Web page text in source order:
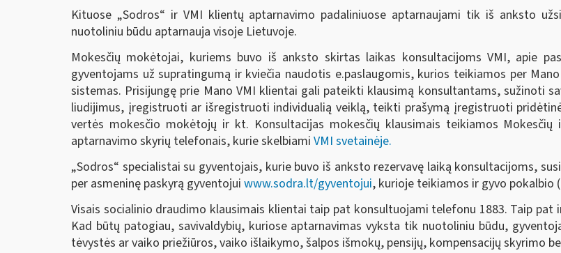
Kituose „Sodros“ ir VMI klientų aptarnavimo padaliniuose aptarnaujami tik iš anksto
nuotoliniu būdu aptarnauja visoje Lietuvoje.
Mokesčių mokėtojai, kuriems buvo iš anksto skirtas laikas konsultacijoms VMI, apie
gyventojams už supratingumą ir kviečia naudotis e.paslaugomis, kurios teikiamos per
sistemas. Prisijungę prie Mano VMI klientai gali pateikti klausimą konsultantams, sužinoti
liudijimus, įregistruoti ar išregistruoti individualią veiklą, teikti prašymą įregistruoti
vertės mokesčio mokėtojų ir kt. Konsultacijas mokesčių klausimais teikiamos
aptarnavimo skyrių telefonais, kurie skelbiami VMI svetainėje.
„Sodros“ specialistai su gyventojais, kurie buvo iš anksto rezervavę laiką konsultacijoms,
per asmeninę paskyrą gyventojui www.sodra.lt/gyventojui, kurioje teikiamos ir gyvo pokalbio
Visais socialinio draudimo klausimais klientai taip pat konsultuojami telefonu 1883. Taip
Kad būtų patogiau, savivaldybių, kuriose aptarnavimas vyksta tik nuotoliniu būdu,
tėvystės ar vaiko priežiūros, vaiko išlaikymo, šalpos išmokų, pensijų, kompensacijų skyrimo